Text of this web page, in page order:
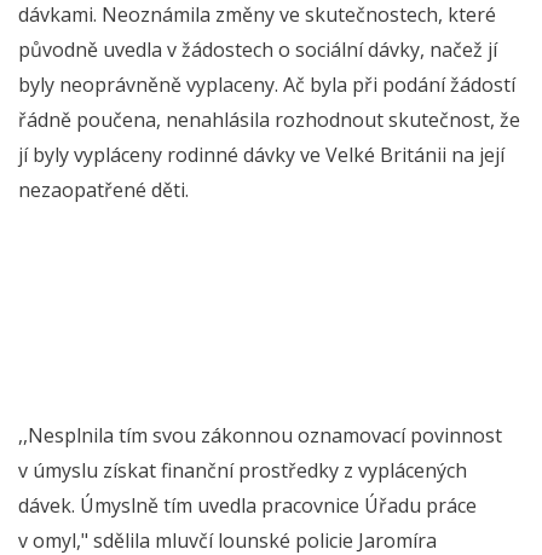
dávkami. Neoznámila změny ve skutečnostech, které
původně uvedla v žádostech o sociální dávky, načež jí
byly neoprávněně vyplaceny. Ač byla při podání žádostí
řádně poučena, nenahlásila rozhodnout skutečnost, že
jí byly vypláceny rodinné dávky ve Velké Británii na její
nezaopatřené děti.
,,Nesplnila tím svou zákonnou oznamovací povinnost
v úmyslu získat finanční prostředky z vyplácených
dávek. Úmyslně tím uvedla pracovnice Úřadu práce
v omyl," sdělila mluvčí lounské policie Jaromíra